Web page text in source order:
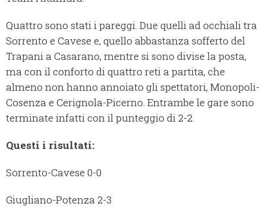
Quattro sono stati i pareggi. Due quelli ad occhiali tra
Sorrento e Cavese e, quello abbastanza sofferto del
Trapani a Casarano, mentre si sono divise la posta,
ma con il conforto di quattro reti a partita, che
almeno non hanno annoiato gli spettatori, Monopoli-
Cosenza e Cerignola-Picerno. Entrambe le gare sono
terminate infatti con il punteggio di 2-2.
Questi i risultati:
Sorrento-Cavese 0-0
Giugliano-Potenza 2-3